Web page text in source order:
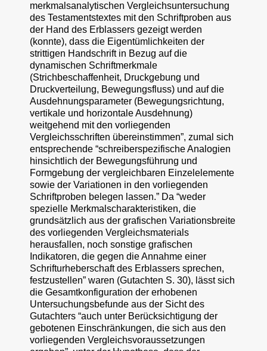
merkmalsanalytischen Vergleichsuntersuchung
des Testamentstextes mit den Schriftproben aus
der Hand des Erblassers gezeigt werden
(konnte), dass die Eigentümlichkeiten der
strittigen Handschrift in Bezug auf die
dynamischen Schriftmerkmale
(Strichbeschaffenheit, Druckgebung und
Druckverteilung, Bewegungsfluss) und auf die
Ausdehnungsparameter (Bewegungsrichtung,
vertikale und horizontale Ausdehnung)
weitgehend mit den vorliegenden
Vergleichsschriften übereinstimmen”, zumal sich
entsprechende “schreiberspezifische Analogien
hinsichtlich der Bewegungsführung und
Formgebung der vergleichbaren Einzelelemente
sowie der Variationen in den vorliegenden
Schriftproben belegen lassen.” Da “weder
spezielle Merkmalscharakteristiken, die
grundsätzlich aus der grafischen Variationsbreite
des vorliegenden Vergleichsmaterials
herausfallen, noch sonstige grafischen
Indikatoren, die gegen die Annahme einer
Schrifturheberschaft des Erblassers sprechen,
festzustellen” waren (Gutachten S. 30), lässt sich
die Gesamtkonfiguration der erhobenen
Untersuchungsbefunde aus der Sicht des
Gutachters “auch unter Berücksichtigung der
gebotenen Einschränkungen, die sich aus den
vorliegenden Vergleichsvoraussetzungen